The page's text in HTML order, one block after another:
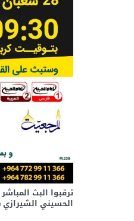
ترقبوا البث
الحسيني